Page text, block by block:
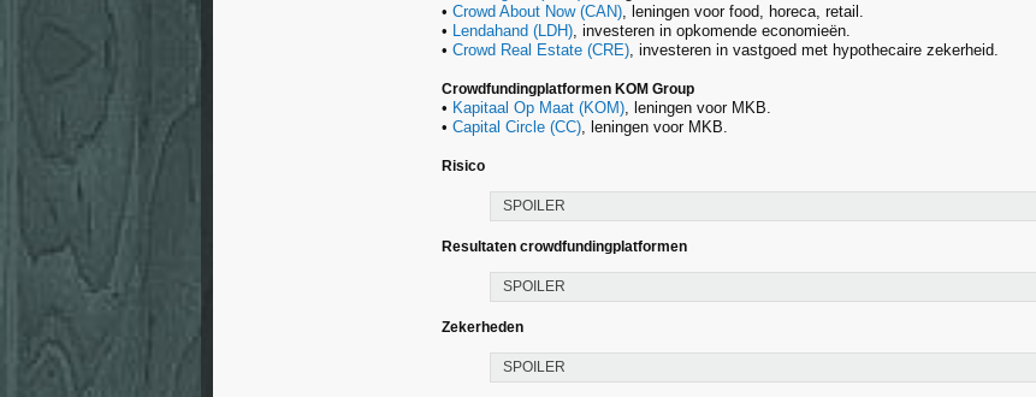
• Crowd About Now (CAN), leningen voor food, horeca, retail.
• Lendahand (LDH), investeren in opkomende economieën.
• Crowd Real Estate (CRE), investeren in vastgoed met hypothecaire zekerheid.
Crowdfundingplatformen KOM Group
• Kapitaal Op Maat (KOM), leningen voor MKB.
• Capital Circle (CC), leningen voor MKB.
Risico
SPOILER
Resultaten crowdfundingplatformen
SPOILER
Zekerheden
SPOILER